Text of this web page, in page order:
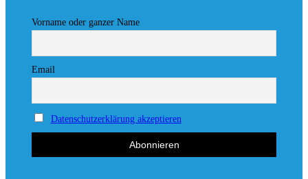
Vorname oder ganzer Name
Email
Datenschutzerklärung akzeptieren